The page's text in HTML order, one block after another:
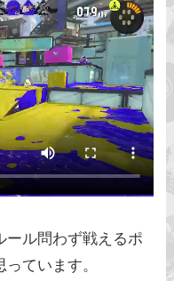
ール問わず戦えるポ
ています。